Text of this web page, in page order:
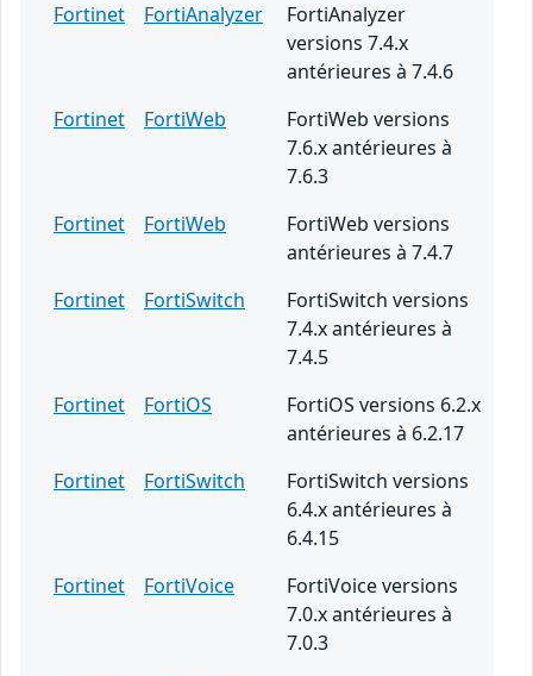
Fortinet
FortiAnalyzer
FortiAnalyzer
versions 7.4.x
antérieures à 7.4.6
Fortinet
FortiWeb
FortiWeb versions
7.6.x antérieures à
7.6.3
Fortinet
FortiWeb
FortiWeb versions
antérieures à 7.4.7
Fortinet
FortiSwitch
FortiSwitch versions
7.4.x antérieures à
7.4.5
Fortinet
FortiOS
FortiOS versions 6.2.x
antérieures à 6.2.17
Fortinet
FortiSwitch
FortiSwitch versions
6.4.x antérieures à
6.4.15
Fortinet
FortiVoice
FortiVoice versions
7.0.x antérieures à
7.0.3